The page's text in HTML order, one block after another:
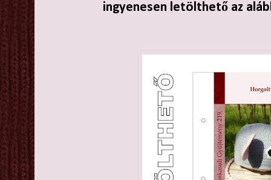
ingyenesen letölthető az